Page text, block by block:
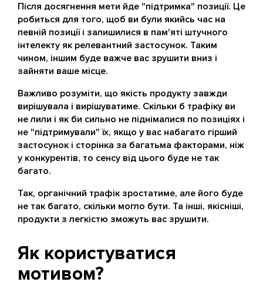
Після досягнення мети йде "підтримка" позиції. Це
робиться для того, щоб ви були якийсь час на
певній позиції і залишилися в пам'яті штучного
інтелекту як релевантний застосунок. Таким
чином, іншим буде важче вас зрушити вниз і
зайняти ваше місце.
Важливо розуміти, що якість продукту завжди
вирішувала і вирішуватиме. Скільки б трафіку ви
не лили і як би сильно не піднімалися по позиціях і
не "підтримували" їх, якщо у вас набагато гірший
застосунок і сторінка за багатьма факторами, ніж
у конкурентів, то сенсу від цього буде не так
багато.
Так, органічний трафік зростатиме, але його буде
не так багато, скільки могло бути. Та інші, якісніші,
продукти з легкістю зможуть вас зрушити.
Як користуватися
мотивом?